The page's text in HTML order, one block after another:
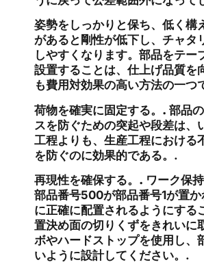
姿勢をしっかりと保ち、低く構
があると剛性が低下し、チャタ
しやすくなります。部品をテー
設置することは、仕上げ品質を
も費用対効果の高い方法の一つ
荷物を確実に固定する。. 部品
スを防ぐための突起や段差は、
工程よりも、生産工程における
を防ぐのに効果的である。.
再現性を確保する。. ワーク保
部品番号500が部品番号1が置
に正確に配置されるようにする
置決め面の切りくずをきれいに
ボやハードストップを使用し、
いように設計してください。.